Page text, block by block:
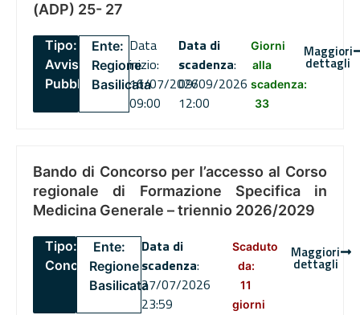
(ADP) 25- 27
Tipo:
Avviso
Pubblico
Ente:
Regione
Basilicata
Data
inizio:
16/07/2026
09:00
Data di
scadenza:
09/09/2026
12:00
Giorni
alla
scadenza:
33
Maggiori
dettagli
Bando di Concorso per l’accesso al Corso
regionale di Formazione Specifica in
Medicina Generale – triennio 2026/2029
Tipo:
Concorsi
Ente:
Regione
Basilicata
Data di
scadenza:
27/07/2026
23:59
Scaduto
da:
11
giorni
Maggiori
dettagli